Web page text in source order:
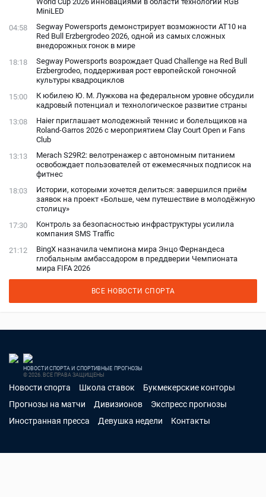
MiniLED
04:58
Segway Powersports демонстрирует возможности AT10 на
Red Bull Erzbergrodeo 2026, одной из самых сложных
внедорожных гонок в мире
18:18
Segway Powersports возрождает Quad Challenge на Red Bull
Erzbergrodeo, поддерживая рост европейской гоночной
культуры квадроциклов
15:00
К юбилею Ю. М. Лужкова на федеральном уровне обсудили
кадровый потенциал и технологическое развитие страны
13:08
Haier приглашает молодежный теннис и болельщиков на
Roland-Garros 2026 с мероприятием Clay Court Open и Fans
Club
13:13
Merach S29R2: велотренажер с автономным питанием
освобождает пользователей от ежемесячных подписок на
фитнес
18:03
Истории, которыми хочется делиться: завершился приём
заявок на проект «Больше, чем путешествие в молодёжную
столицу»
17:30
Контроль за безопасностью инфраструктуры усилила
компания SMS Traffic
21:12
BingX назначила чемпиона мира Энцо Фернандеса
глобальным амбассадором в преддверии Чемпионата
мира FIFA 2026
ВСЕ НОВОСТИ СПОРТА
НОВОСТИ СПОРТА И СПОРТИВНЫЕ ПРОГНОЗЫ
© 2026. ВСЕ ПРАВА ЗАЩИЩЕНЫ
Новости спорта Школа ставок
Букмекерские конторы
Прогнозы на матчи
Дивизионов
Экспресс прогнозы
Иностранная пресса
Девушка недели Контакты